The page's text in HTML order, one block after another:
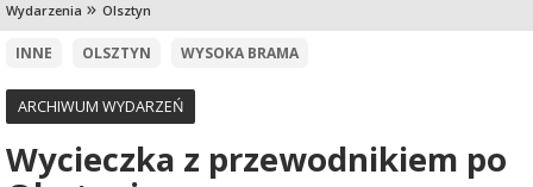
Wydarzenia Olsztyn
INNE OLSZTYN WYSOKA BRAMA
ARCHIWUM WYDARZEŃ
Wycieczka z przewodnikiem po